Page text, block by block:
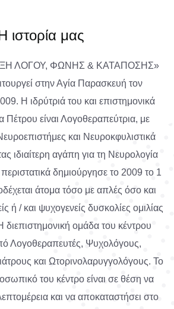
ιστορία μας
ΛΟΓΟΥ, ΦΩΝΗΣ & ΚΑΤΑΠΟΣΗΣ»
στην Αγία Παρασκευή τον
Η ιδρύτριά του και επιστημονικά
είναι Λογοθεραπεύτρια, με
και Νευροκφυλιστικά
ιδιαίτερη αγάπη για τη Νευρολογία
δημιούργησε το 2009 το 1
άτομα τόσο με απλές όσο και
ή / και ψυχογενείς δυσκολίες ομιλίας
διεπιστημονική ομάδα του κέντρου
Λογοθεραπευτές, Ψυχολόγους,
και Ωτορινολαρυγγολόγους. Το
του κέντρο είναι σε θέση να
και να αποκαταστήσει στο